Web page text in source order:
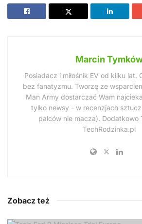
Marcin
Posiadacz i miłośnik EV od kilku lat.
bez fanatyzmu. Tworzę ze
Man Army dostarczać Wam
tylko newsy - w recenzjach
palców nie macza). Dodatkowo
TechRodzinka.pl
Zobacz też